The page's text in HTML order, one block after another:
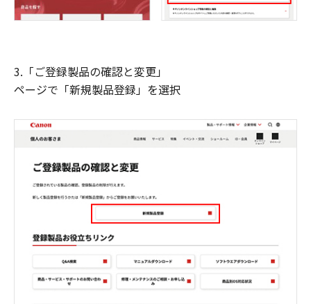
3.「ご登録製品の確認と変更」
ページで「新規製品登録」を選択